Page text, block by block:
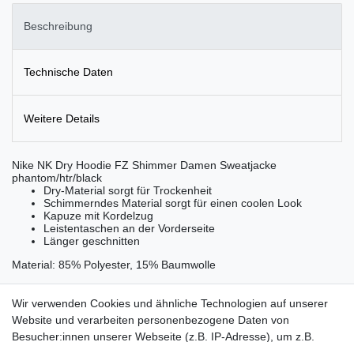
Beschreibung
Technische Daten
Weitere Details
Nike NK Dry Hoodie FZ Shimmer Damen Sweatjacke
phantom/htr/black
Dry-Material sorgt für Trockenheit
Schimmerndes Material sorgt für einen coolen Look
Kapuze mit Kordelzug
Leistentaschen an der Vorderseite
Länger geschnitten
Material: 85% Polyester, 15% Baumwolle
Wir verwenden Cookies und ähnliche Technologien auf unserer
Website und verarbeiten personenbezogene Daten von
Besucher:innen unserer Webseite (z.B. IP-Adresse), um z.B.